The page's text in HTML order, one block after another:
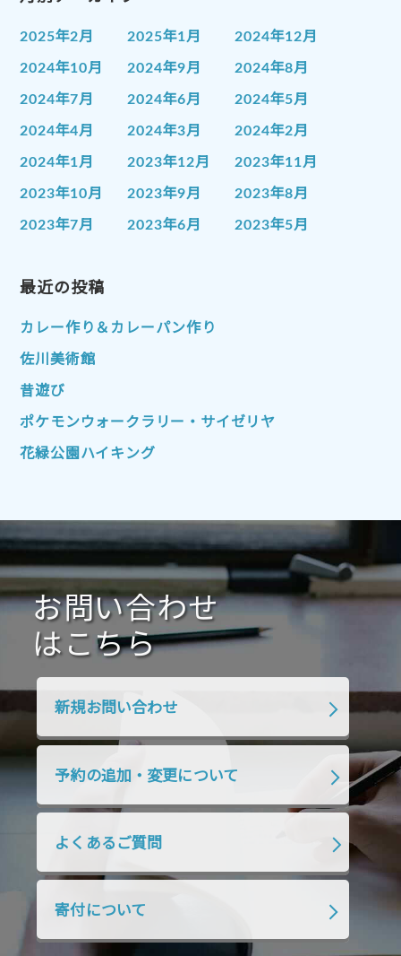
2025年2月 2025年1月 2024年12月
2024年10月 2024年9月 2024年8月
2024年7月 2024年6月 2024年5月
2024年4月 2024年3月 2024年2月
2024年1月 2023年12月 2023年11月
2023年10月 2023年9月 2023年8月
2023年7月 2023年6月 2023年5月
2023年1月
2022年10月 2022年9月
2022年7月
2022年4月
2022年1月 2021年12月 2021年11月
2021年10月 2021年9月
2021年1月 2020年12月 2020年11月
2020年10月 2020年9月 2020年8月
2020年7月 2020年6月 2020年5月
2020年4月 2020年3月 2020年2月
2019年10月 2019年9月
2018年7月 2018年6月
2018年4月 2018年3月 2018年2月
2018年1月 2017年12月
2017年10月 2017年9月 2017年8月
最近の投稿
カレー作り＆カレーパン作り
佐川美術館
昔遊び
ポケモンウォークラリー・サイゼリヤ
花緑公園ハイキング
お問い合わせ
はこちら
新規お問い合わせ
予約の追加・変更について
よくあるご質問
寄付について